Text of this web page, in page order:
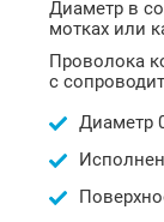
Диаметр в
мотках или
Проволока
с
Диаметр